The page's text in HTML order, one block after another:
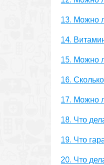
13. Можно
14.
15. Можно
16.
17. Можно
18. Что
19. Что
20. Что